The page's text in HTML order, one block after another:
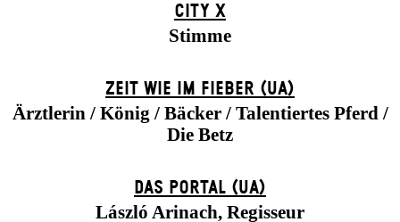
CITY X
Stimme
ZEIT WIE IM FIEBER (UA)
Ärztlerin / König / Bäcker / Talentiertes Pferd /
Die Betz
DAS POR­TAL (UA)
László Arinach, Regisseur